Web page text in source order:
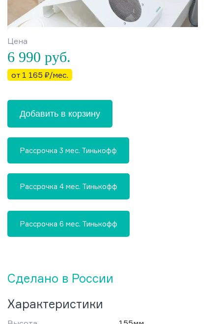
Сделано в России
Характеристики
Цена
6 990 руб.
от 1 165 ₽/мес.
Добавить в корзину
Рассрочка 3 мес. Тинькофф
Рассрочка 4 мес. Тинькофф
Рассрочка 6 мес. Тинькофф